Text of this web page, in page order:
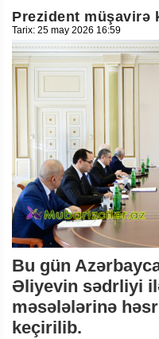
Prezident müşavirə
Tarix: 25 may 2026 16:59
Bu gün
Əliyevin sədrliyi
məsələlərinə
keçirilib.